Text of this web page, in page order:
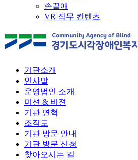
손끝애
VR 직무 컨텐츠
기관소개
인사말
운영법인 소개
미션 & 비젼
기관 연혁
조직도
기관 방문 안내
기관 방문 신청
찾아오시는 길